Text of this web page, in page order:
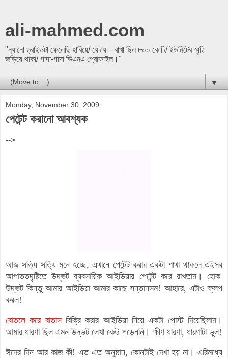
ali-mahmed.com
"ন্যানো ড্রাইভটা ফেলেছি হারিয়ে/ যেটায়—রাখা ছিল ৮০০ কোটি/ ইউনিটের স্মৃতি
জড়িয়ে থাকা/ গাদা-গাদা ডিএনএ প্রোফাইল।"
▼
Monday, November 30, 2009
পেটেন্ট করানো আবশ্যক
-->
আজ সত্যি সত্যি মনে হচ্ছে,এখানে পেটেন্ট করার একটা শাখা থাকলে এইসব
আপাততদৃষ্টিতে উদ্ভট ব্যবসায়িক আইডিয়ার পেটেন্ট করে রাখতাম। হোক
উদ্ভট কিন্তু আমার আইডিয়া আমার কাছে সন্তানসম! আহারে, এটাও ফ্লপ
করল!
বোতলে করে বাতাসবিক্রি করার আইডিয়া নিয়ে একটা পোস্ট দিয়েছিলাম।
আমার ধারণা ছিল এমন উদ্ভট লেখা কেউ পড়েননি। ক্ষীণ ধারণা, ধারণাটা ভুল!
ঈদের দিন আর কাজ কী! এত এত অনুষ্ঠান, কোনটাই দেখা হয় না। এরিমধ্যে